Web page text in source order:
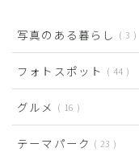
写真のある暮らし 3
フォトスポット 44
グルメ 16
テーマパーク 23